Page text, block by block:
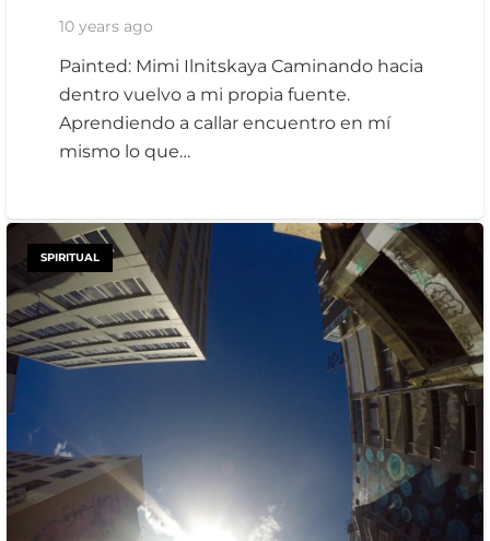
10 years ago
Painted: Mimi Ilnitskaya Caminando hacia
dentro vuelvo a mi propia fuente.
Aprendiendo a callar encuentro en mí
mismo lo que…
SPIRITUAL